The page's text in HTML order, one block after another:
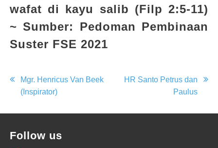
wafat di kayu salib (Filp 2:5-11)
~ Sumber: Pedoman Pembinaan
Suster FSE 2021
Post
navigation
Mgr. Henricus Van Beek
(Inspirator)
HR Santo Petrus dan
Paulus
Follow us